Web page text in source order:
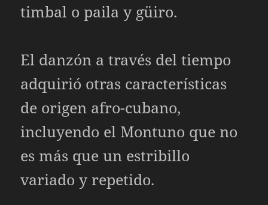
timbal o paila y güiro.
El danzón a través del tiempo
adquirió otras características
de origen afro-cubano,
incluyendo el Montuno que no
es más que un estribillo
variado y repetido.